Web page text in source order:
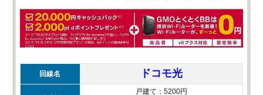
回線名 ドコモ光
戸建て：5200円